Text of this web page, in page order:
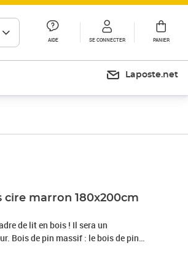
AIDE SE CONNECTER PANIER
Laposte.net
cire marron 180x200cm
de lit en bois ! Il sera un
Bois de pin massif : le bois de pin
de pin a un grain droit et les